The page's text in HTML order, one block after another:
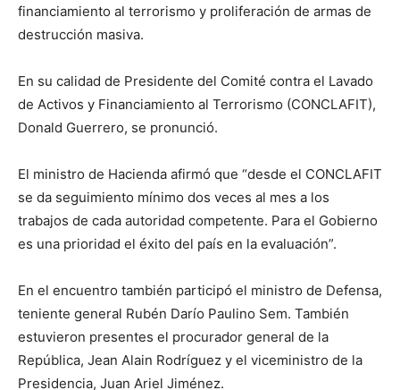
financiamiento al terrorismo y proliferación de armas de
destrucción masiva.
En su calidad de Presidente del Comité contra el Lavado
de Activos y Financiamiento al Terrorismo (CONCLAFIT),
Donald Guerrero, se pronunció.
El ministro de Hacienda afirmó que “desde el CONCLAFIT
se da seguimiento mínimo dos veces al mes a los
trabajos de cada autoridad competente. Para el Gobierno
es una prioridad el éxito del país en la evaluación”.
En el encuentro también participó el ministro de Defensa,
teniente general Rubén Darío Paulino Sem. También
estuvieron presentes el procurador general de la
República, Jean Alain Rodríguez y el viceministro de la
Presidencia, Juan Ariel Jiménez.